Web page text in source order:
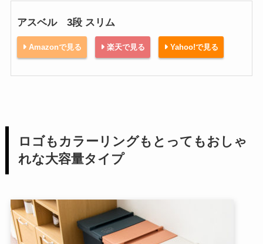
アスベル 3段 スリム
Amazonで見る 楽天で見る Yahoo!で見る
ロゴもカラーリングもとってもおしゃ
れな大容量タイプ